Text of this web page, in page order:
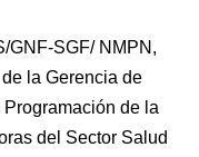
GNF-SGF/ NMPN,
la Gerencia de
de la
del Sector Salud